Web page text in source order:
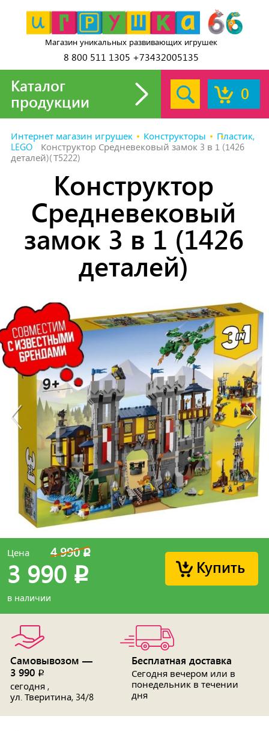
Магазин уникальных развивающих игрушек
8 800 511 1305 +73432005135
0
Каталог
продукции
Интернет магазин игрушек Конструкторы
Пластик,
LEGO
Кoнcтpуктоp Средневeковый зaмок 3 в 1 (1426
деталей)(Т5222)
Кoнcтpуктоp
Средневeковый
зaмок 3 в 1 (1426
деталей)
Купить
4 990p
Цена
3 990 p
в наличии
Самовывозом —
3 990 p
сегодня ,
ул. Тверитина, 34/8
Бесплатная доставка
Сегодня вечером или в
понедельник в течении
дня